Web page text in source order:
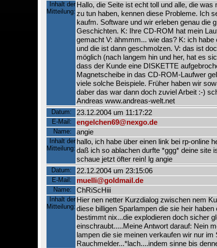
Inhalt der
Mitteilung:
Hallo, die Seite ist echt toll und alle, die was
zu tun haben, kennen diese Probleme. Ich
kaufm. Software und wir erleben genau die
Geschichten. K: Ihre CD-ROM hat mein
gemacht V: ähmmm... wie das? K: ich habe
und die ist dann geschmolzen. V: das ist
möglich (nach langem hin und her, hat es
dass der Kunde eine DISKETTE
Magnetscheibe in das CD-ROM-Laufwer
viele solche Beispiele. Früher haben wir
daber das war dann doch zuviel Arbeit :-)
Andreas www.andreas-welt.net
Datum: 23.12.2004 um 11:17:22
E-Mail: engelchen69@nexgo.de
Name: angie
Inhalt der
Mitteilung:
hallo, ich habe über einen link bei rp-online
daß ich so ablachen durfte *ggg* deine site
schaue jetzt öfter rein! lg angie
Datum: 22.12.2004 um 23:15:06
E-Mail: muelli@goldmail.de
Name: ChRiScHiii
Inhalt der
Mitteilung:
Hier nen netter Kurzdialog zwischen nem
diese billigen Sparlampen die sie heir haben
bestimmt nix...die explodieren doch sicher
einschraubt.....Meine Antwort darauf: Nein
lampen die sie meinen verkaufen wir nur im
Rauchmelder...*lach....indem sinne bis